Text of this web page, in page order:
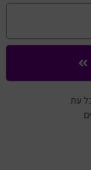
עת